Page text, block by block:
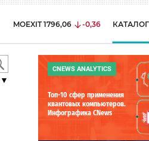
MOEXIT 1796,06 -0,36 КАТАЛОГ
▼
CNEWS ANALYTICS
Топ-10 сфер применения
квантовых компьютеров.
Инфографика CNews